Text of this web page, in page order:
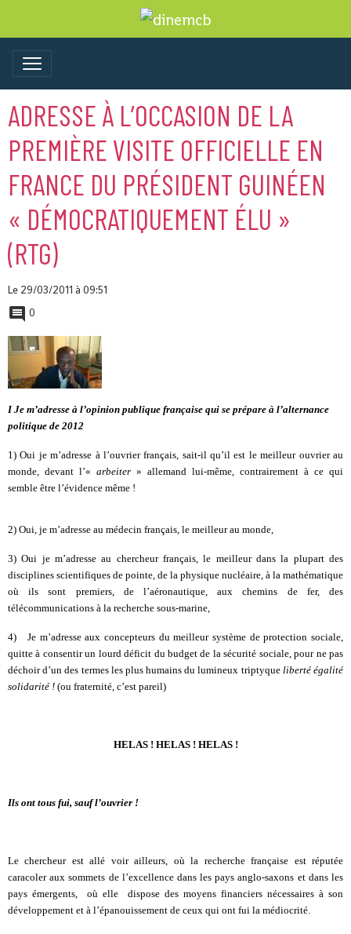
ADRESSE À L’OCCASION DE LA
PREMIÈRE VISITE OFFICIELLE EN
FRANCE DU PRÉSIDENT GUINÉEN
« DÉMOCRATIQUEMENT ÉLU »
(RTG)
Le 29/03/2011 à 09:51
0
I Je m’adresse à l’opinion publique française qui se prépare à l’alternance
politique de 2012
1) Oui je m’adresse à l’ouvrier français, sait-il qu’il est le meilleur ouvrier au
monde, devant l’« arbeiter » allemand lui-même, contrairement à ce qui
semble être l’évidence même !
2) Oui, je m’adresse au médecin français, le meilleur au monde,
3) Oui je m’adresse au chercheur français, le meilleur dans la plupart des
disciplines scientifiques de pointe, de la physique nucléaire, à la mathématique
où ils sont premiers, de l’aéronautique, aux chemins de fer, des
télécommunications à la recherche sous-marine,
4) Je m’adresse aux concepteurs du meilleur système de protection sociale,
quitte à consentir un lourd déficit du budget de la sécurité sociale, pour ne pas
déchoir d’un des termes les plus humains du lumineux triptyque liberté égalité
solidarité ! (ou fraternité, c’est pareil)
HELAS ! HELAS ! HELAS !
Ils ont tous fui, sauf l’ouvrier !
Le chercheur est allé voir ailleurs, où la recherche française est réputée
caracoler aux sommets de l’excellence dans les pays anglo-saxons et dans les
pays émergents, où elle dispose des moyens financiers nécessaires à son
développement et à l’épanouissement de ceux qui ont fui la médiocrité.